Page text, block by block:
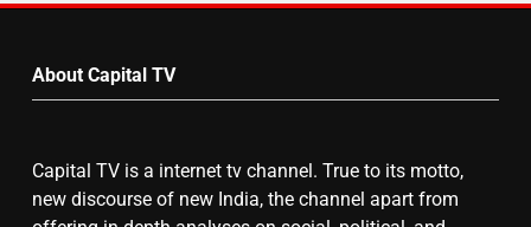
8
by
About Capital TV
Capital TV is a internet tv channel. True to its motto,
new discourse of new India, the channel apart from